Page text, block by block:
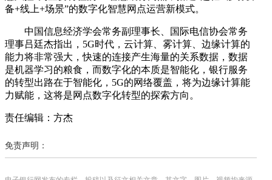
备+线上+场景”的数字化智慧网点运营新模式。
中国信息经济学会常务副理事长、国际电信协会常务
理事吕廷杰指出，5G时代，云计算、雾计算、边缘计算的
能力将非常强大，快速的连接产生海量的关系数据，数据
是机器学习的粮食，而数字化的本质是智能化，银行服务
的转型出路在于智能化，5G的网络覆盖，将为边缘计算能
力赋能，这将是网点数字化转型的探索方向。
责任编辑：方杰
免责声明：